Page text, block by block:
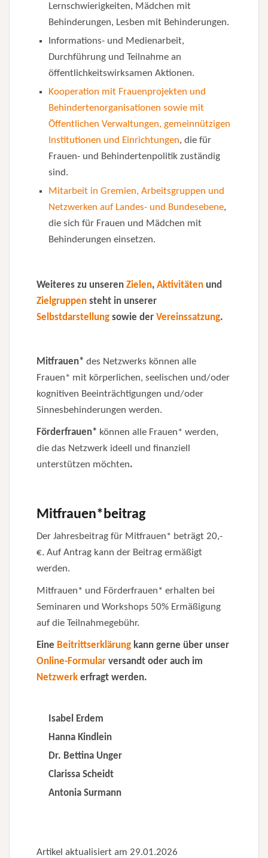
Lernschwierigkeiten, Mädchen mit
Behinderungen, Lesben mit Behinderungen.
Informations- und Medienarbeit,
Durchführung und Teilnahme an
öffentlichkeitswirksamen Aktionen.
Kooperation mit Frauenprojekten und
Behindertenorganisationen sowie mit
Öffentlichen Verwaltungen, gemeinnützigen
Institutionen und Einrichtungen, die für
Frauen- und Behindertenpolitik zuständig
sind.
Mitarbeit in Gremien, Arbeitsgruppen und
Netzwerken auf Landes- und Bundesebene,
die sich für Frauen und Mädchen mit
Behinderungen einsetzen.
Weiteres zu unseren Zielen, Aktivitäten und
Zielgruppen steht in unserer
Selbstdarstellung sowie der Vereinssatzung.
Mitfrauen* des Netzwerks können alle
Frauen* mit körperlichen, seelischen und/oder
kognitiven Beeinträchtigungen und/oder
Sinnesbehinderungen werden.
Förderfrauen* können alle Frauen* werden,
die das Netzwerk ideell und finanziell
unterstützen möchten.
Mitfrauen*beitrag
Der Jahresbeitrag für Mitfrauen* beträgt 20,-
€. Auf Antrag kann der Beitrag ermäßigt
werden.
Mitfrauen* und Förderfrauen* erhalten bei
Seminaren und Workshops 50% Ermäßigung
auf die Teilnahmegebühr.
Eine Beitrittserklärung kann gerne über unser
Online-Formular versandt oder auch im
Netzwerk erfragt werden.
Isabel Erdem
Hanna Kindlein
Dr. Bettina Unger
Clarissa Scheidt
Antonia Surmann
Artikel aktualisiert am 29.01.2026